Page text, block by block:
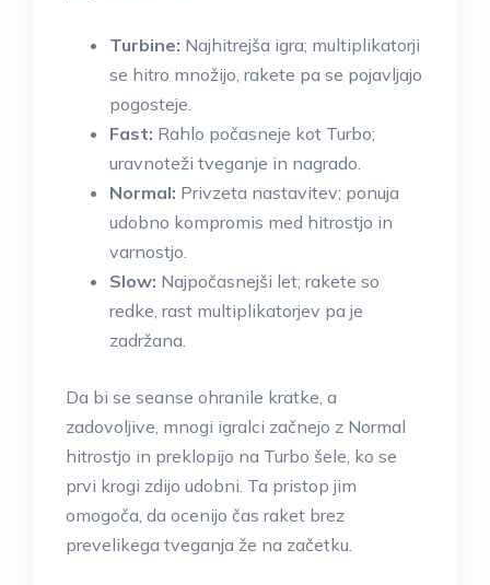
Turbine: Najhitrejša igra; multiplikatorji
se hitro množijo, rakete pa se pojavljajo
pogosteje.
Fast: Rahlo počasneje kot Turbo;
uravnoteži tveganje in nagrado.
Normal: Privzeta nastavitev; ponuja
udobno kompromis med hitrostjo in
varnostjo.
Slow: Najpočasnejši let; rakete so
redke, rast multiplikatorjev pa je
zadržana.
Da bi se seanse ohranile kratke, a
zadovoljive, mnogi igralci začnejo z Normal
hitrostjo in preklopijo na Turbo šele, ko se
prvi krogi zdijo udobni. Ta pristop jim
omogoča, da ocenijo čas raket brez
prevelikega tveganja že na začetku.